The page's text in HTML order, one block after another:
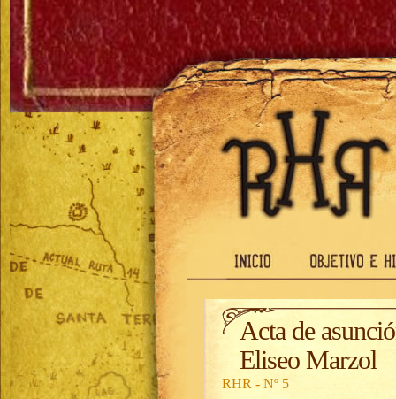
Acta de
Eliseo Marzol
RHR - Nº 5